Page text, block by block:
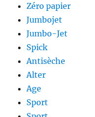
Zéro papier
Jumbojet
Jumbo-Jet
Spick
Antisèche
Alter
Age
Sport